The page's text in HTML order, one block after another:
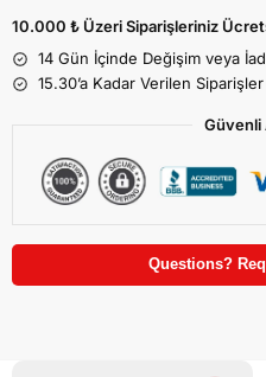
10.000 ₺ Üzeri Siparişleriniz
14 Gün İçinde Değişim veya
15.30’a Kadar Verilen
Güvenli
Questions?